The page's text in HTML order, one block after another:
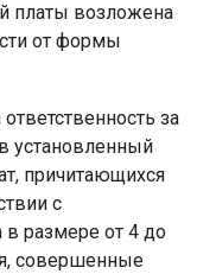
платы возложена
от формы
за
установленный
причитающихся
с
размере от 4 до
совершенные